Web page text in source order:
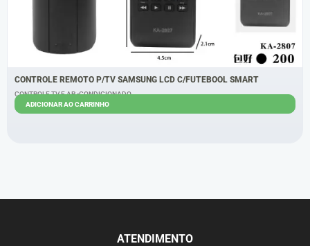
CONTROLE REMOTO P/TV SAMSUNG LCD C/FUTEBOOL SMART
CONTROLE TV E AR -CONDICIONADO
ADICIONAR AO CARRINHO
ATENDIMENTO